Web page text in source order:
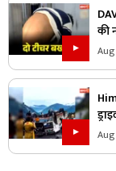
की
ये
Aug
की